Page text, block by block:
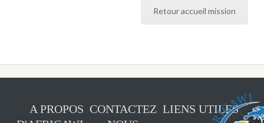
Retour accueil mission
A PROPOS CONTACTEZ LIENS UTILES